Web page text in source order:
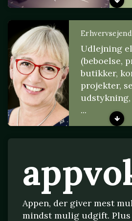
Udlejning
(beboelse,
butikker,
projekter,
...
Appen, der giver mest
mindst mulig udgift. Plus